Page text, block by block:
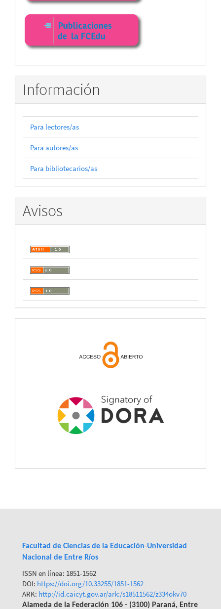
Información
Para lectores/as
Para autores/as
Para bibliotecarios/as
Avisos
Facultad de Ciencias de la Educación-Universidad
Nacional de Entre Ríos
ISSN en línea: 1851-1562
DOI: https://doi.org/10.33255/1851-1562
ARK: http://id.caicyt.gov.ar/ark:/s18511562/z334okv70
Alameda de la Federación 106 - (3100) Paraná, Entre